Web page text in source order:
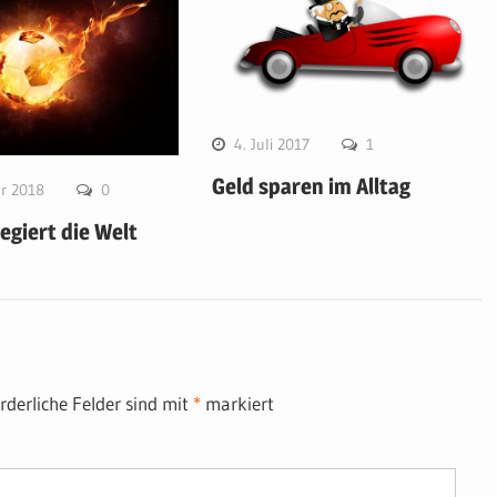
2018 0
die Welt
4. Juli 2017 1
Geld sparen im Alltag
Felder sind mit * markiert